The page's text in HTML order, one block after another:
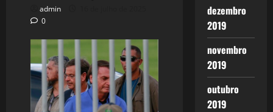
admin
0
dezembro
2019
novembro
2019
outubro
2019